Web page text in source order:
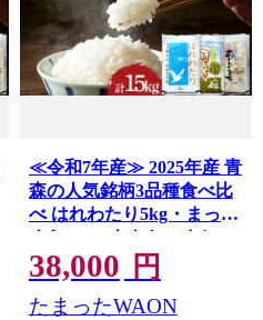
≪令和7年産≫ 2025年産 青
森の人気銘柄3品種食べ比
べ はれわたり5kg・まっし
ぐら5kg・あきたこまち
5kg (精米) 合計15kg 【長
幸】 白米 米 お米 おこめ
コメ 精米 ご飯 ごはん 特A
38,000 円
たまったWAON